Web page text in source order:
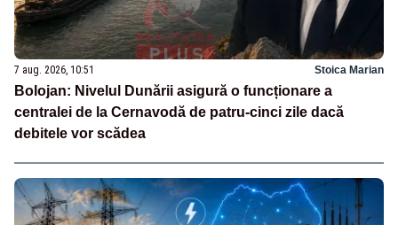
7 aug. 2026, 10:51 Stoica Marian
Bolojan: Nivelul Dunării asigură o funcționare a
centralei de la Cernavodă de patru-cinci zile dacă
debitele vor scădea